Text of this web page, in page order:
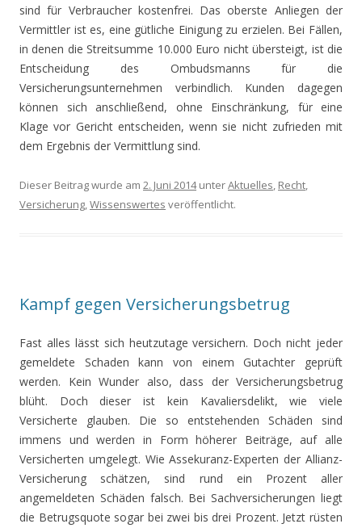
sind für Verbraucher kostenfrei. Das oberste Anliegen der
Vermittler ist es, eine gütliche Einigung zu erzielen. Bei Fällen,
in denen die Streitsumme 10.000 Euro nicht übersteigt, ist die
Entscheidung des Ombudsmanns für die
Versicherungsunternehmen verbindlich. Kunden dagegen
können sich anschließend, ohne Einschränkung, für eine
Klage vor Gericht entscheiden, wenn sie nicht zufrieden mit
dem Ergebnis der Vermittlung sind.
Dieser Beitrag wurde am 2. Juni 2014unterAktuelles, Recht,
Versicherung,Wissenswertes veröffentlicht.
Kampf gegen Versicherungsbetrug
Fast alles lässt sich heutzutage versichern. Doch nicht jeder
gemeldete Schaden kann von einem Gutachter geprüft
werden. Kein Wunder also, dass der Versicherungsbetrug
blüht. Doch dieser ist kein Kavaliersdelikt, wie viele
Versicherte glauben. Die so entstehenden Schäden sind
immens und werden in Form höherer Beiträge, auf alle
Versicherten umgelegt. Wie Assekuranz-Experten der Allianz-
Versicherung schätzen, sind rund ein Prozent aller
angemeldeten Schäden falsch. Bei Sachversicherungen liegt
die Betrugsquote sogar bei zwei bis drei Prozent. Jetzt rüsten